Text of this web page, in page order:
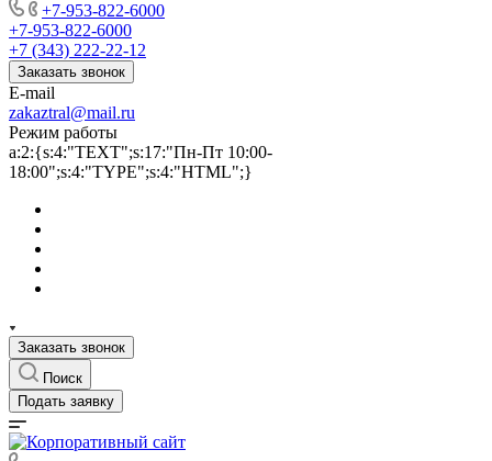
+7-953-822-6000
+7-953-822-6000
+7 (343) 222-22-12
Заказать звонок
E-mail
zakaztral@mail.ru
Режим работы
a:2:{s:4:"TEXT";s:17:"Пн-Пт 10:00-
18:00";s:4:"TYPE";s:4:"HTML";}
Заказать звонок
Поиск
Подать заявку